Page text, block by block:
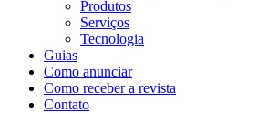
Produtos
Serviços
Tecnologia
Guias
Como anunciar
Como receber a revista
Contato